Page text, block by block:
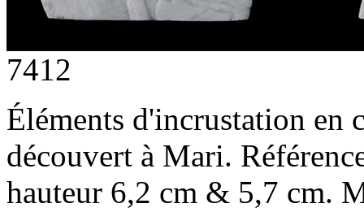
7412
Éléments d'incrustation
découvert à Mari.
hauteur 6,2 cm & 5,7 cm.